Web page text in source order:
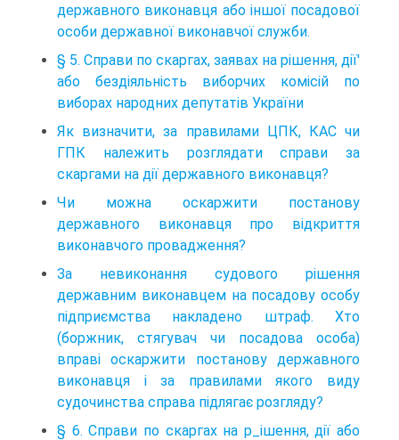
державного виконавця або іншої посадової
особи державної виконавчої служби.
§ 5. Справи по скаргах, заявах на рішення, дії'
або бездіяльність виборчих комісій по
виборах народних депутатів України
Як визначити, за правилами ЦПК, КАС чи
ГПК належить розглядати справи за
скаргами на дії державного виконавця?
Чи можна оскаржити постанову
державного виконавця про відкриття
виконавчого провадження?
За невиконання судового рішення
державним виконавцем на посадову особу
підприємства накладено штраф. Хто
(боржник, стягувач чи посадова особа)
вправі оскаржити постанову державного
виконавця і за правилами якого виду
судочинства справа підлягає розгляду?
§ 6. Справи по скаргах на р_ішення, дії або